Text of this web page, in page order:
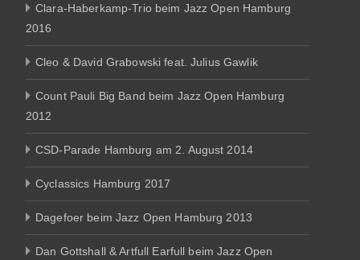
Clara-Haberkamp-Trio beim Jazz Open Hamburg
2016
Cleo & David Grabowski feat. Julius Gawlik
Count Pauli Big Band beim Jazz Open Hamburg
2012
CSD-Parade Hamburg am 2. August 2014
Cyclassics Hamburg 2017
Dagefoer beim Jazz Open Hamburg 2013
Dan Gottshall & Artfull Earfull beim Jazz Open